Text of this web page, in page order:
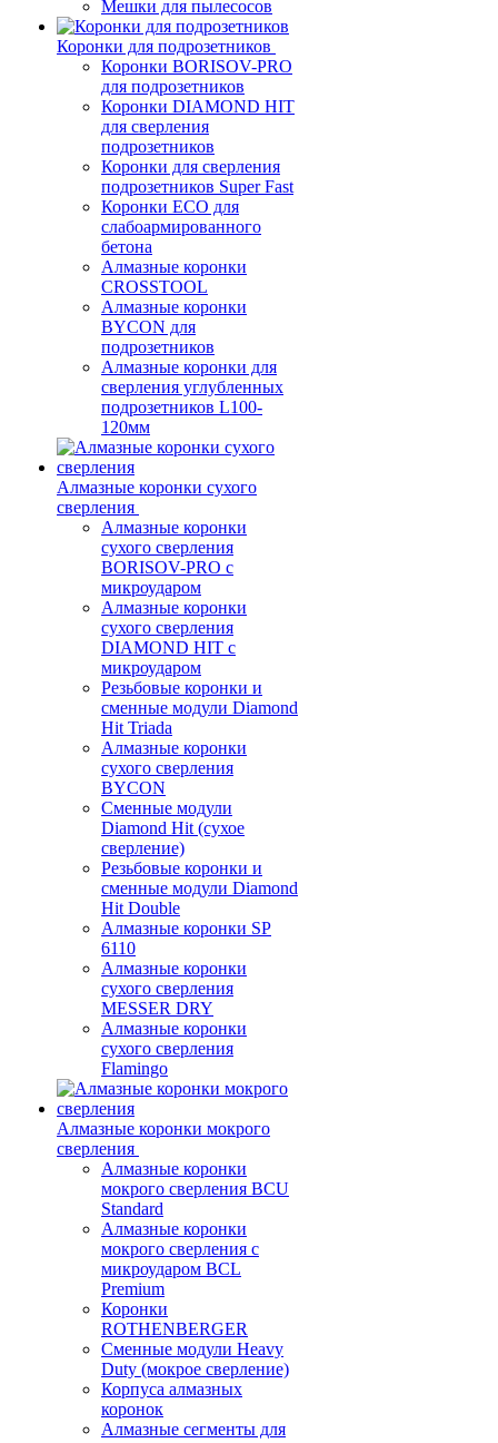
Мешки для пылесосов
Коронки для подрозетников
Коронки BORISOV-PRO
для подрозетников
Коронки DIAMOND HIT
для сверления
подрозетников
Коронки для сверления
подрозетников Super Fast
Коронки ECO для
слабоармированного
бетона
Алмазные коронки
CROSSTOOL
Алмазные коронки
BYCON для
подрозетников
Алмазные коронки для
сверления углубленных
подрозетников L100-
120мм
Алмазные коронки сухого
сверления
Алмазные коронки
сухого сверления
BORISOV-PRO с
микроударом
Алмазные коронки
сухого сверления
DIAMOND HIT с
микроударом
Резьбовые коронки и
сменные модули Diamond
Hit Triada
Алмазные коронки
сухого сверления
BYCON
Сменные модули
Diamond Hit (сухое
сверление)
Резьбовые коронки и
сменные модули Diamond
Hit Double
Алмазные коронки SP
6110
Алмазные коронки
сухого сверления
MESSER DRY
Алмазные коронки
сухого сверления
Flamingo
Алмазные коронки мокрого
сверления
Алмазные коронки
мокрого сверления BCU
Standard
Алмазные коронки
мокрого сверления с
микроударом BCL
Premium
Коронки
ROTHENBERGER
Сменные модули Heavy
Duty (мокрое сверление)
Корпуса алмазных
коронок
Алмазные сегменты для